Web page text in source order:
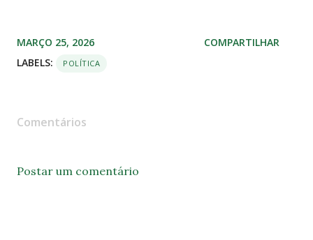
MARÇO 25, 2026
LABELS:
POLÍTICA
COMPARTILHAR
Comentários
Postar um comentário